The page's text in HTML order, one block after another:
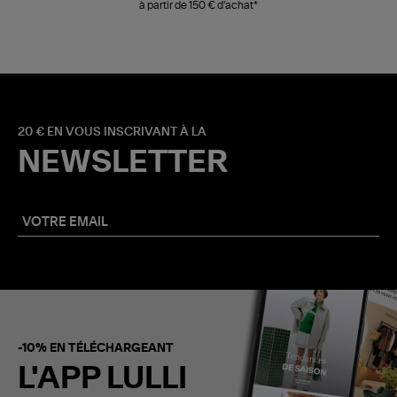
à partir de 150 € d'achat*
20 € EN VOUS INSCRIVANT À LA
NEWSLETTER
-10% EN TÉLÉCHARGEANT
L'APP LULLI